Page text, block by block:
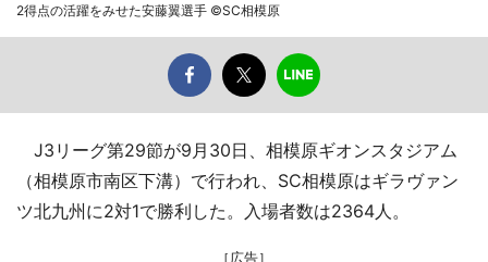
2得点の活躍をみせた安藤翼選手 ©SC相模原
J3リーグ第29節が9月30日、相模原ギオンスタジアム
（相模原市南区下溝）で行われ、SC相模原はギラヴァン
ツ北九州に2対1で勝利した。入場者数は2364人。
［広告］